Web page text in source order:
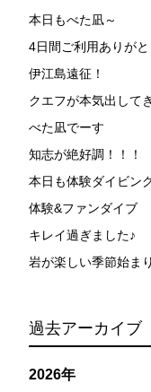
本日もべた凪～
4日間ご利用ありがと
伊江島遠征！
クエフが本気出して
べた凪でーす
知志が絶好調！！！
本日も体験ダイビン
体験&ファンダイブ
キレイ過ぎました♪
岩が楽しい季節始ま
過去アーカイブ
2026年
ラとの接触によって
キジットを行う際に
す。そして、これら
合があります。ま
想定できないトラ
た場合、またはその
開催主催者とガイド
賠償を請求しません。
上